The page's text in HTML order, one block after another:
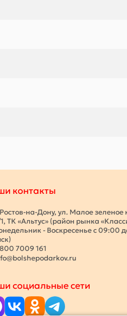
контакты
Ростов-на-Дону, ул. Малое зеленое
ТК «Альтус» (район рынка
- Воскресенье с 09:00
7009 161
социальные сети